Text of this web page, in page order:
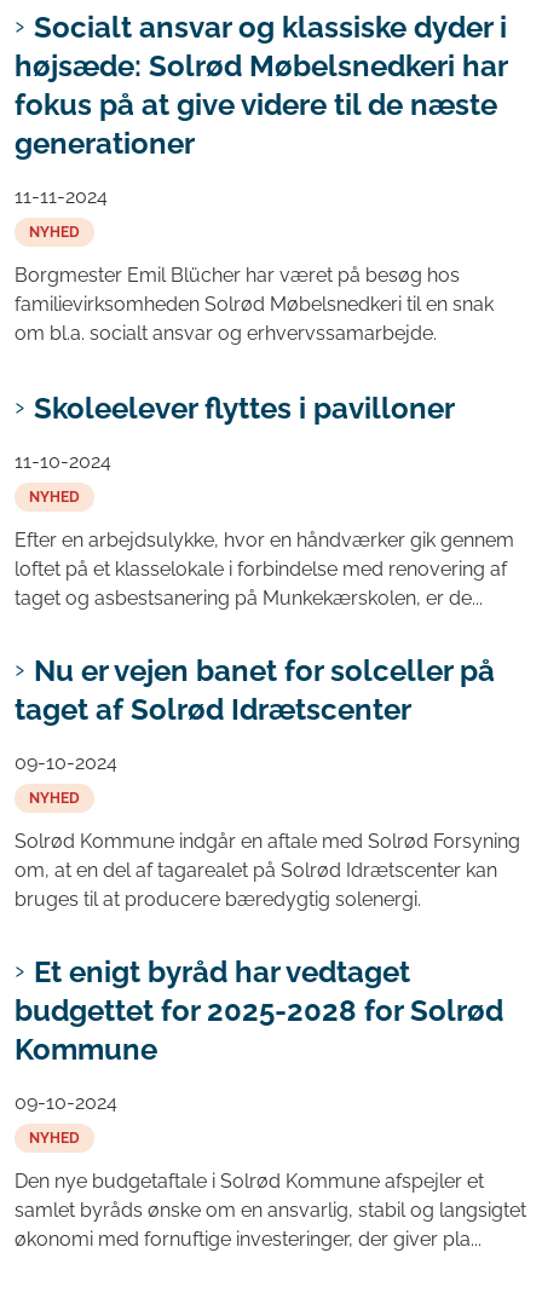
Socialt ansvar og klassiske dyder i
højsæde: Solrød Møbelsnedkeri har
fokus på at give videre til de næste
generationer
11-11-2024
NYHED
Borgmester Emil Blücher har været på besøg hos
familievirksomheden Solrød Møbelsnedkeri til en snak
om bl.a. socialt ansvar og erhvervssamarbejde.
Skoleelever flyttes i pavilloner
11-10-2024
NYHED
Efter en arbejdsulykke, hvor en håndværker gik gennem
loftet på et klasselokale i forbindelse med renovering af
taget og asbestsanering på Munkekærskolen, er de...
Nu er vejen banet for solceller på
taget af Solrød Idrætscenter
09-10-2024
NYHED
Solrød Kommune indgår en aftale med Solrød Forsyning
om, at en del af tagarealet på Solrød Idrætscenter kan
bruges til at producere bæredygtig solenergi.
Et enigt byråd har vedtaget
budgettet for 2025-2028 for Solrød
Kommune
09-10-2024
NYHED
Den nye budgetaftale i Solrød Kommune afspejler et
samlet byråds ønske om en ansvarlig, stabil og langsigtet
økonomi med fornuftige investeringer, der giver pla...